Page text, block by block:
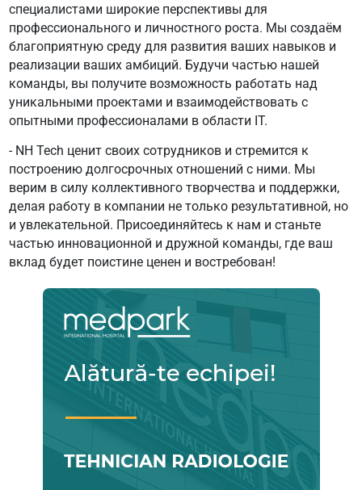
специалистами широкие перспективы для
профессионального и личностного роста. Мы создаём
благоприятную среду для развития ваших навыков и
реализации ваших амбиций. Будучи частью нашей
команды, вы получите возможность работать над
уникальными проектами и взаимодействовать с
опытными профессионалами в области IT.
- NH Tech ценит своих сотрудников и стремится к
построению долгосрочных отношений с ними. Мы
верим в силу коллективного творчества и поддержки,
делая работу в компании не только результативной, но
и увлекательной. Присоединяйтесь к нам и станьте
частью инновационной и дружной команды, где ваш
вклад будет поистине ценен и востребован!